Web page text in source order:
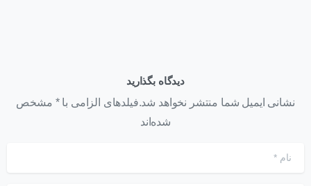
دیدگاه بگذارید
نشانی ایمیل شما منتشر نخواهد شد.فیلدهای الزامی با * مشخص
شده‌اند
*